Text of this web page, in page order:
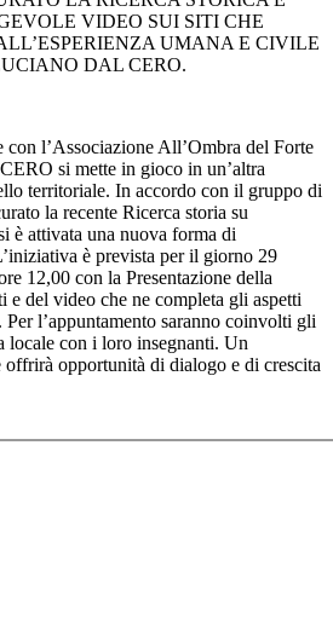
VIDEO SUI SITI CHE
UMANA E CIVILE
DAL CERO.
l’Associazione All’Ombra del Forte
si mette in gioco in un’altra
territoriale. In accordo con il gruppo di
la recente Ricerca storia su
attivata una nuova forma di
è prevista per il giorno 29
12,00 con la Presentazione della
e del video che ne completa gli aspetti
l’appuntamento saranno coinvolti gli
locale con i loro insegnanti. Un
offrirà opportunità di dialogo e di crescita